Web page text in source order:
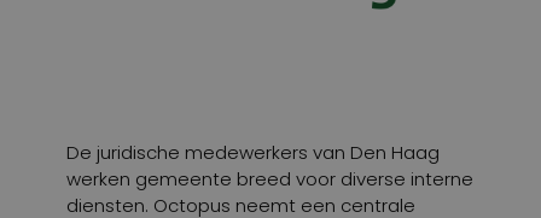
De juridische medewerkers van Den Haag
werken gemeente breed voor diverse interne
diensten. Octopus neemt een centrale